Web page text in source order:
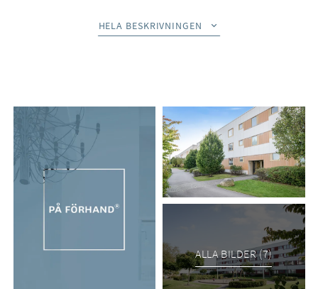
rymliga vardagsrummet finns en balkong åt grönområde
utan direkt insyn. Balkongen ligger i soligt läge, så du kan
Här bor man i en populär förening med fina
gemensamhetsutrymmen, nära service och
kommunikationer. Lugnt och barnvänligt område med
välskötta innergårdar. Närheten till den service man behöver
såsom affärer och goda kommunikationsmöjligheter in till
Interiör
Välkomnande och ordentligt tilltagen hall med god plats för
HELA BESKRIVNINGEN
ALLA BILDER (7)